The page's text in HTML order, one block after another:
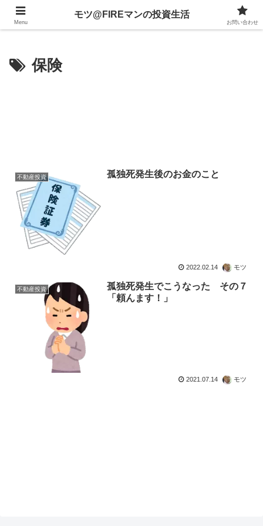
不動産、投資信託、暗号資産、株式、等々への投資について
保険
不動産投資 孤独死発生後のお金のこと
2022.02.14 モツ
不動産投資
孤独死発生でこうなった その７
「頼んます！」
2021.07.14 モツ
Menu
モツ@FIREマンの投資生活
お問い合わせ